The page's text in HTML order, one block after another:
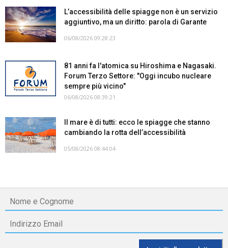
L’accessibilità delle spiagge non è un servizio
aggiuntivo, ma un diritto: parola di Garante
06/08/2026 09:28:23
81 anni fa l'atomica su Hiroshima e Nagasaki.
Forum Terzo Settore: "Oggi incubo nucleare
sempre più vicino"
06/08/2026 08:39:21
Il mare è di tutti: ecco le spiagge che stanno
cambiando la rotta dell’accessibilità
05/08/2026 08:44:04